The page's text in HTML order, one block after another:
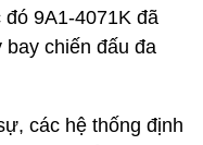
9A1-4071K đã
chiến đấu đa
các hệ thống định